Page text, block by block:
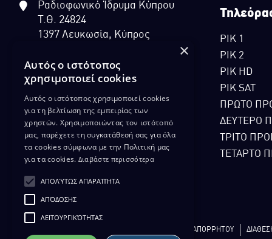
Ραδιοφωνικό Ίδρυμα Κύπρου
Τ.Θ. 24824
1397 Λευκωσία, Κύπρος
ΡΙΚ 1
ΡΙΚ 2
ΡΙΚ HD
ΡΙΚ SAT
ΠΡΩΤΟ
ΔΕΥΤΕΡΟ
ΤΡΙΤΟ
ΤΕΤΑΡΤΟ
ΠΟΛΙΤΙΚΗ ΑΠΟΡΡΗΤΟΥ
×
Αυτός ο ιστότοπος
χρησιμοποιεί cookies
Αυτός ο ιστότοπος χρησιμοποιεί cookies
για τη βελτίωση της εμπειρίας των
χρηστών. Χρησιμοποιώντας τον ιστότοπό
μας, παρέχετε τη συγκατάθεσή σας για όλα
τα cookies σύμφωνα με την Πολιτική μας
για τα cookies. Διαβάστε περισσότερα
ΑΠΟΛΎΤΩΣ ΑΠΑΡΑΊΤΗΤΑ
ΑΠΌΔΟΣΗΣ
ΛΕΙΤΟΥΡΓΙΚΌΤΗΤΑΣ